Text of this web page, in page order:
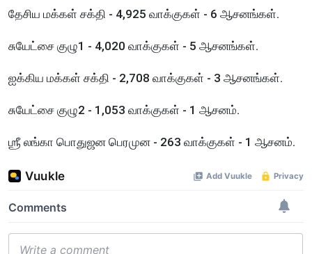
தேசிய மக்கள் சக்தி - 4,925 வாக்குகள் - 6 ஆசனங்கள்.
சுயேட்சை குழு1 - 4,020 வாக்குகள் - 5 ஆசனங்கள்.
ஐக்கிய மக்கள் சக்தி - 2,708 வாக்குகள் - 3 ஆசனங்கள்.
சுயேட்சை குழு2 - 1,053 வாக்குகள் - 1 ஆசனம்.
ஶ்ரீ லங்கா பொதுஜன பெரமுன - 263 வாக்குகள் - 1 ஆசனம்.